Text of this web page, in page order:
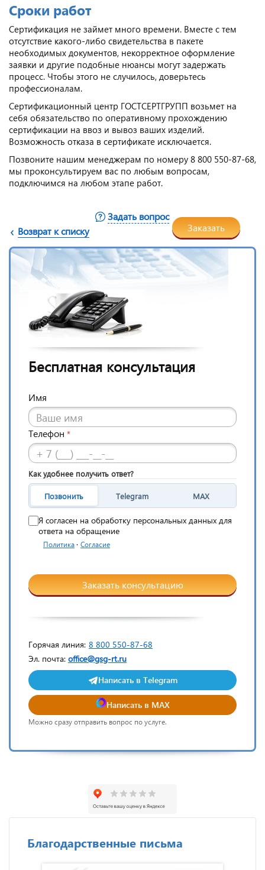
Сроки работ
Сертификация не займет много времени. Вместе с тем
отсутствие какого-либо свидетельства в пакете
необходимых документов, некорректное оформление
заявки и другие подобные нюансы могут задержать
процесс. Чтобы этого не случилось, доверьтесь
профессионалам.
Сертификационный центр ГОСТСЕРТГРУПП возьмет на
себя обязательство по оперативному прохождению
сертификации на ввоз и вывоз ваших изделий.
Возможность отказа в сертификате исключается.
Позвоните нашим менеджерам по номеру 8 800 550-87-68,
мы проконсультируем вас по любым вопросам,
подключимся на любом этапе работ.
Возврат к списку
Задать вопрос
Заказать
Бесплатная консультация
Имя
Телефон *
Как удобнее получить ответ?
Позвонить Telegram MAX
Я согласен на обработку персональных данных для
ответа на обращение
Политика · Согласие
Заказать консультацию
Горячая линия: 8 800 550-87-68
Эл. почта: office@gsg-rt.ru
Написать в Telegram
Написать в MAX
Можно сразу отправить вопрос по услуге.
Благодарственные письма